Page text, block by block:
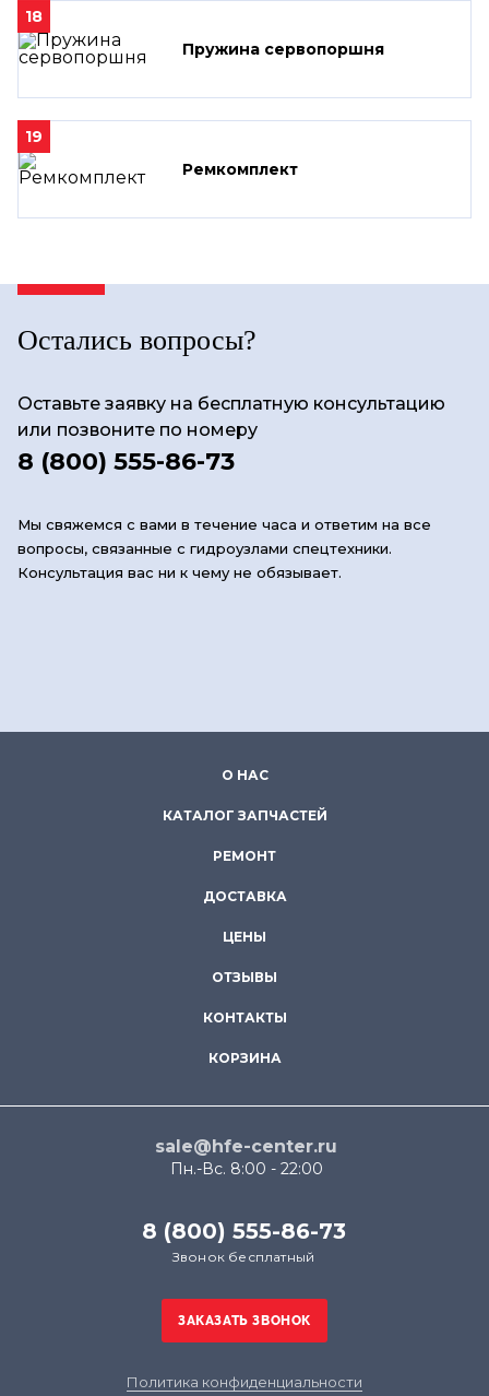
18
Пружина сервопоршня
19
Ремкомплект
Остались вопросы?
Оставьте заявку на бесплатную консультацию
или позвоните по номеру
8 (800) 555-86-73
Мы свяжемся с вами в течение часа и ответим на все
вопросы, связанные с гидроузлами спецтехники.
Консультация вас ни к чему не обязывает.
О НАС
КАТАЛОГ ЗАПЧАСТЕЙ
РЕМОНТ
ДОСТАВКА
ЦЕНЫ
ОТЗЫВЫ
КОНТАКТЫ
КОРЗИНА
sale@hfe-center.ru
Пн.-Вс. 8:00 - 22:00
8 (800) 555-86-73
Звонок бесплатный
Политика конфиденциальности